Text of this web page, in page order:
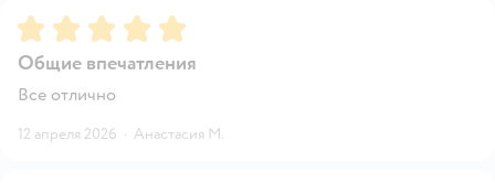
Рейтинг:5
Общие впечатления
Все отлично
12 апреля 2026 · Анастасия М.